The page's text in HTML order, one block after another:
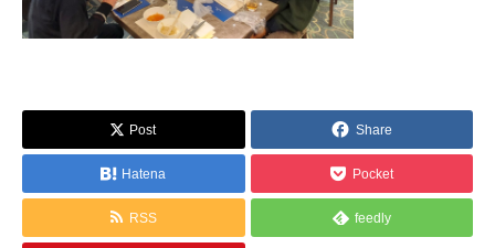
Post Share
Hatena Pocket
RSS feedly